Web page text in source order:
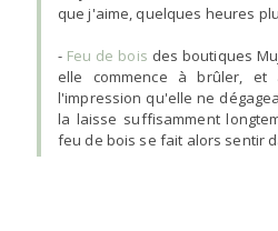
que j'aime, quelques heures
- Feu de bois des boutiques
elle commence à brûler,
l'impression qu'elle ne
la laisse suffisamment
feu de bois se fait alors sentir